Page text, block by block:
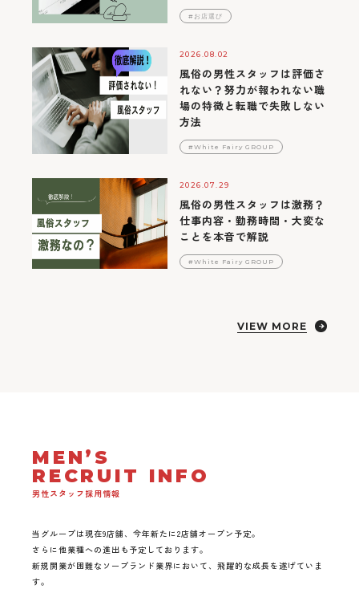
#お店選び
2026.08.02
風俗の男性スタッフは評価さ
れない？努力が報われない職
場の特徴と転職で失敗しない
方法
#White Fairy GROUP
2026.07.29
風俗の男性スタッフは激務？
仕事内容・勤務時間・大変な
ことを本音で解説
#White Fairy GROUP
VIEW MORE
MEN’S
RECRUIT INFO
男性スタッフ採用情報
当グループは現在9店舗、今年新たに2店舗オープン予定。
さらに他業種への進出も予定しております。
新規開業が困難なソープランド業界において、飛躍的な成長を遂げていま
す。